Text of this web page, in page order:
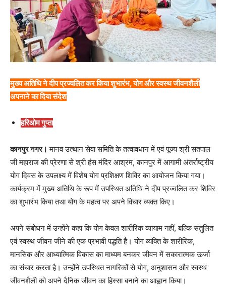
मुख्य अतिथि ने दीप प्रज्वलित कर किया शुभारंभ, योग और स्वस्थ जीवनशैली
अपनाने का दिया संदेश
हरिओम गुप्ता
कानपुर नगर। मानव उत्थान सेवा समिति के तत्वावधान में एवं पूज्य श्री सतपाल
जी महाराज की प्रेरणा से श्री हंस मंदिर आश्रम, कानपुर में आगामी अंतर्राष्ट्रीय
योग दिवस के उपलक्ष्य में विशेष योग प्रशिक्षण शिविर का आयोजन किया गया।
कार्यक्रम में मुख्य अतिथि के रूप में उपस्थित अतिथि ने दीप प्रज्वलित कर शिविर
का शुभारंभ किया तथा योग के महत्व पर अपने विचार व्यक्त किए।
अपने संबोधन में उन्होंने कहा कि योग केवल शारीरिक व्यायाम नहीं, बल्कि संतुलित
एवं स्वस्थ जीवन जीने की एक प्रभावी पद्धति है। योग व्यक्ति के शारीरिक,
मानसिक और आध्यात्मिक विकास का माध्यम बनकर जीवन में सकारात्मक ऊर्जा
का संचार करता है। उन्होंने उपस्थित नागरिकों से योग, अनुशासन और स्वस्थ
जीवनशैली को अपने दैनिक जीवन का हिस्सा बनाने का आह्वान किया।